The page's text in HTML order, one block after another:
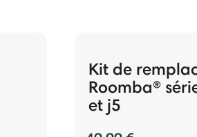
Kit de
Roomba®
et j5